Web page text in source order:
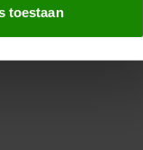
bieden en om ons
voor social
toestaan